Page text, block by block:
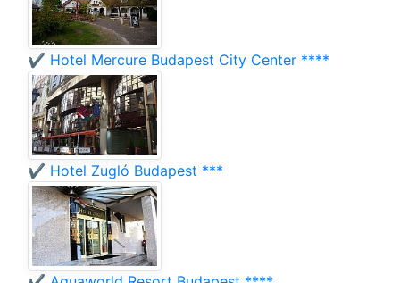
✔️ Hotel Mercure Budapest City Center ****
✔️ Hotel Zugló Budapest ***